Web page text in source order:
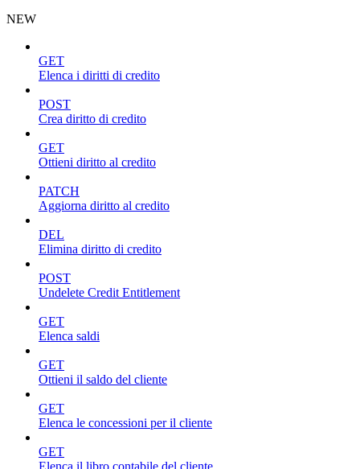
NEW
GET
Elenca i diritti di credito
POST
Crea diritto di credito
GET
Ottieni diritto al credito
PATCH
Aggiorna diritto al credito
DEL
Elimina diritto di credito
POST
Undelete Credit Entitlement
GET
Elenca saldi
GET
Ottieni il saldo del cliente
GET
Elenca le concessioni per il cliente
GET
Elenca il libro contabile del cliente